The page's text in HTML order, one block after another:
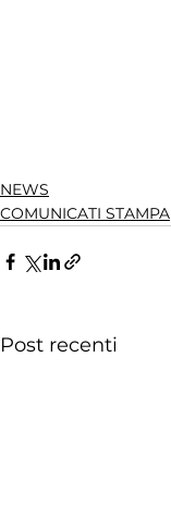
NEWS
COMUNICATI STAMPA
Post recenti